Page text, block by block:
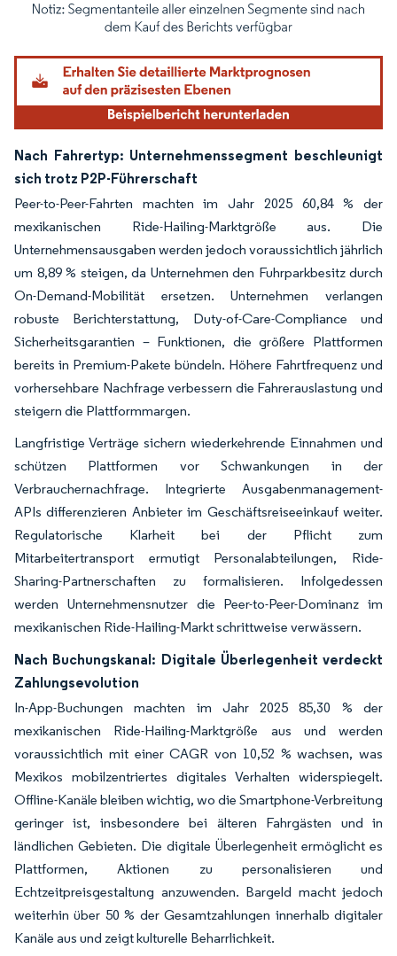
Bild © Mordor Intelligence. Wiederverwendung erfordert Namensnennung
Nach Fahrertyp: Unternehmenssegment beschleunigt
sich trotz P2P-Führerschaft
Peer-to-Peer-Fahrten machten im Jahr 2025 60,84 % der
mexikanischen Ride-Hailing-Marktgröße aus. Die
Unternehmensausgaben werden jedoch voraussichtlich jährlich
um 8,89 % steigen, da Unternehmen den Fuhrparkbesitz durch
On-Demand-Mobilität ersetzen. Unternehmen verlangen
robuste Berichterstattung, Duty-of-Care-Compliance und
Sicherheitsgarantien – Funktionen, die größere Plattformen
bereits in Premium-Pakete bündeln. Höhere Fahrtfrequenz und
vorhersehbare Nachfrage verbessern die Fahrerauslastung und
steigern die Plattformmargen.
Langfristige Verträge sichern wiederkehrende Einnahmen und
schützen Plattformen vor Schwankungen in der
Verbrauchernachfrage. Integrierte Ausgabenmanagement-
APIs differenzieren Anbieter im Geschäftsreiseeinkauf weiter.
Regulatorische Klarheit bei der Pflicht zum
Mitarbeitertransport ermutigt Personalabteilungen, Ride-
Sharing-Partnerschaften zu formalisieren. Infolgedessen
werden Unternehmensnutzer die Peer-to-Peer-Dominanz im
mexikanischen Ride-Hailing-Markt schrittweise verwässern.
Nach Buchungskanal: Digitale Überlegenheit verdeckt
Zahlungsevolution
In-App-Buchungen machten im Jahr 2025 85,30 % der
mexikanischen Ride-Hailing-Marktgröße aus und werden
voraussichtlich mit einer CAGR von 10,52 % wachsen, was
Mexikos mobilzentriertes digitales Verhalten widerspiegelt.
Offline-Kanäle bleiben wichtig, wo die Smartphone-Verbreitung
geringer ist, insbesondere bei älteren Fahrgästen und in
ländlichen Gebieten. Die digitale Überlegenheit ermöglicht es
Plattformen, Aktionen zu personalisieren und
Echtzeitpreisgestaltung anzuwenden. Bargeld macht jedoch
weiterhin über 50 % der Gesamtzahlungen innerhalb digitaler
Kanäle aus und zeigt kulturelle Beharrlichkeit.